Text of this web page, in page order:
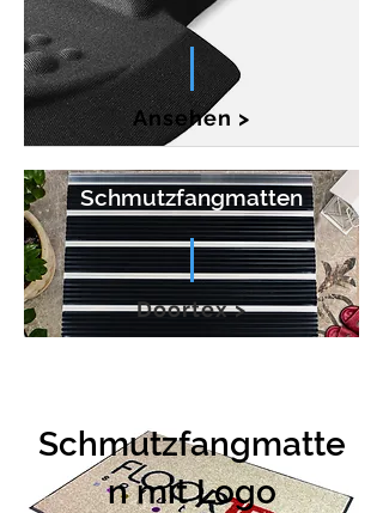
Ansehen >
Schmutzfangmatten
Doortex >
Schmutzfangmatte
n mit Logo